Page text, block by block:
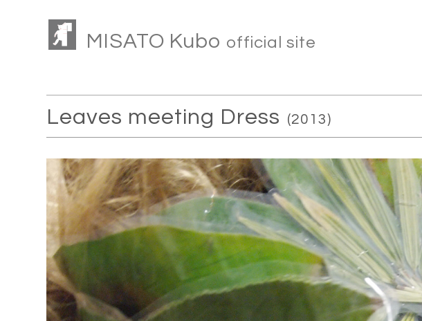
MISATO Kubo official site
Leaves meeting Dress (2013)